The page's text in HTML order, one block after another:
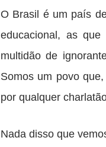
O Brasil é um país
educacional, as
multidão de
Somos um povo
por qualquer
Nada disso que